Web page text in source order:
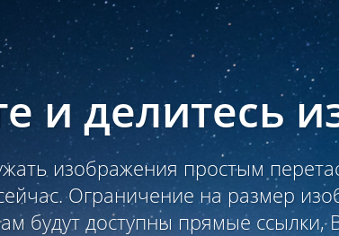
и делитесь
изображения простым
Ограничение на размер
будут доступны прямые